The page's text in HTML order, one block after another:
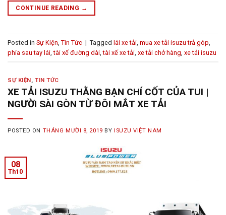
CONTINUE READING →
Posted in Sự Kiện Tin Tức | Tagged lái xe tải mua xe tải isuzu trả góp
phía sau tay lái ,tài xế đường dài ,tài xế xe tải xe tải chở hàng xe tải isuzu
SỰ KIỆN ,TIN TỨC
XE TẢI ISUZU THẰNG BẠN CHÍ CỐT CỦA TUI |
NGƯỜI SÀI GÒN TỪ ĐÔI MẮT XE TẢI
POSTED ON THÁNG MƯỜI 8, 2019 BY ISUZU VIỆT NAM
08
Th10